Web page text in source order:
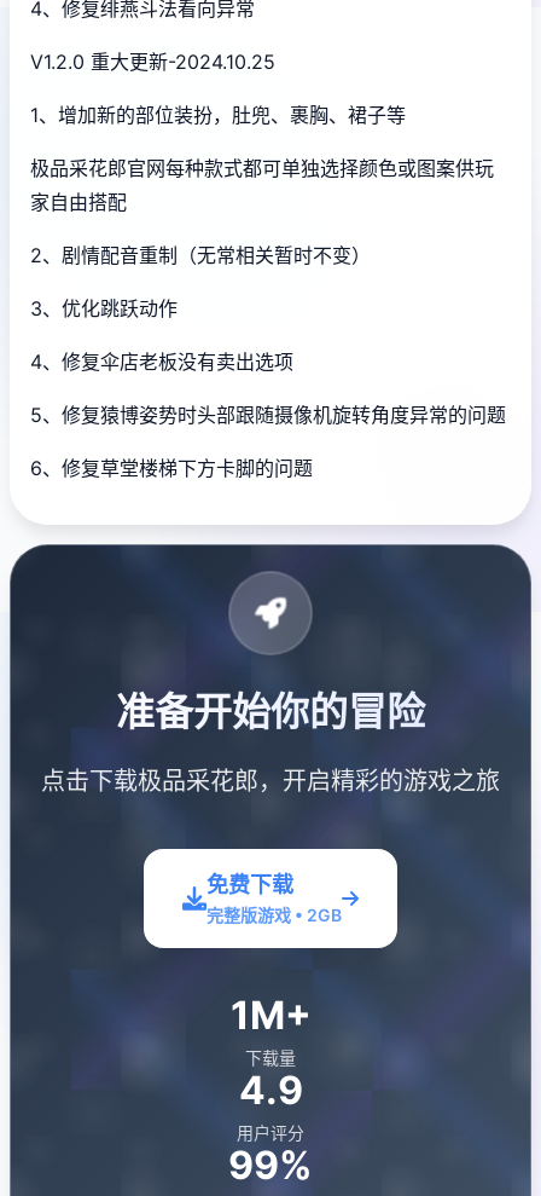
4、修复绯燕斗法看向异常
V1.2.0 重大更新-2024.10.25
1、增加新的部位装扮，肚兜、裹胸、裙子等
极品采花郎官网每种款式都可单独选择颜色或图案供玩
家自由搭配
2、剧情配音重制（无常相关暂时不变）
3、优化跳跃动作
4、修复伞店老板没有卖出选项
5、修复猿博姿势时头部跟随摄像机旋转角度异常的问题
6、修复草堂楼梯下方卡脚的问题
准备开始你的冒险
点击下载极品采花郎，开启精彩的游戏之旅
免费下载
完整版游戏 • 2GB
1M+
下载量
4.9
用户评分
99%